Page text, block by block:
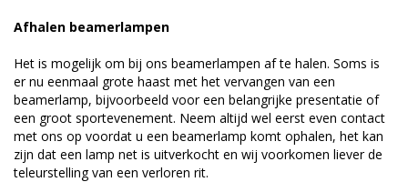
Afhalen beamerlampen
Het is mogelijk om bij ons beamerlampen af te halen. Soms is
er nu eenmaal grote haast met het vervangen van een
beamerlamp, bijvoorbeeld voor een belangrijke presentatie of
een groot sportevenement. Neem altijd wel eerst even contact
met ons op voordat u een beamerlamp komt ophalen, het kan
zijn dat een lamp net is uitverkocht en wij voorkomen liever de
teleurstelling van een verloren rit.